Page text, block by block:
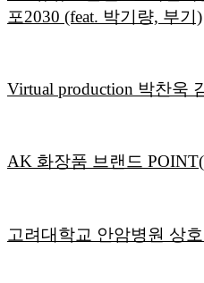
포2030 (feat. 박기량, 부기)
Virtual production 박찬욱
AK 화장품 브랜드
고려대학교 안암병원 상